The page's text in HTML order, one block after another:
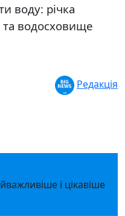
воду: річка
та водосховище
Редакція
і цікавіше